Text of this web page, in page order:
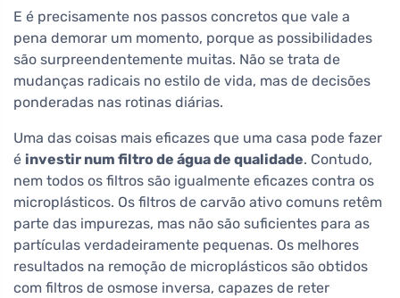
E é precisamente nos passos concretos que vale a
pena demorar um momento, porque as possibilidades
são surpreendentemente muitas. Não se trata de
mudanças radicais no estilo de vida, mas de decisões
ponderadas nas rotinas diárias.
Uma das coisas mais eficazes que uma casa pode fazer
é investir num filtro de água de qualidade. Contudo,
nem todos os filtros são igualmente eficazes contra os
microplásticos. Os filtros de carvão ativo comuns retêm
parte das impurezas, mas não são suficientes para as
partículas verdadeiramente pequenas. Os melhores
resultados na remoção de microplásticos são obtidos
com filtros de osmose inversa, capazes de reter